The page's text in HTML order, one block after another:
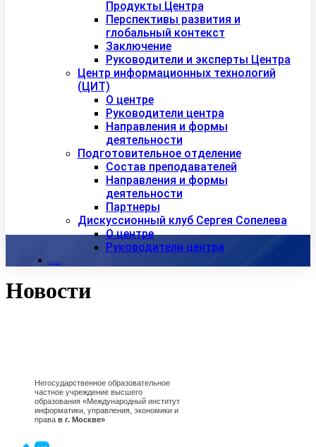
Продукты Центра
Перспективы развития и
глобальный контекст
Заключение
Руководители и эксперты Центра
Центр информационных технологий
(ЦИТ)
О центре
Руководители центра
Направления и формы
деятельности
Подготовительное отделение
Состав преподавателей
Направления и формы
деятельности
Партнеры
Дискуссионный клуб Сергея Сопелева
О центре
Руководители центра
Контакты
Новости
Негосударственное образовательное
частное учреждение высшего
образования «Международный институт
информатики, управления, экономики и
правав г. Москве»